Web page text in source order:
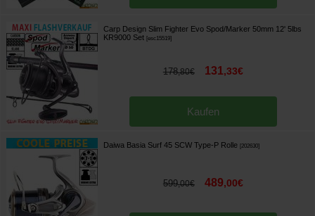
Carp Design Slim Fighter Evo Spod/Marker 50mm 12' 5lbs
KR9000 Set [esc15519]
178,80€ 131,33€
Kaufen
Daiwa Basia Surf 45 SCW Type-P Rolle 202630]
599,00€ 489,00€